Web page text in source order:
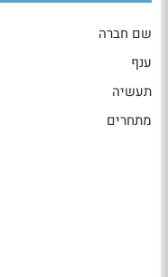
שם חברה
ענף
תעשיה
מתחרים